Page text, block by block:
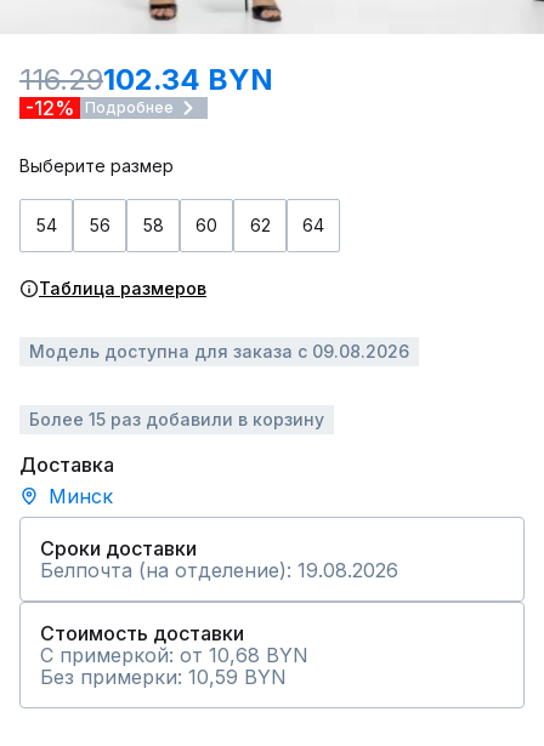
116.29102.34 BYN
-12% Подробнее
Выберите размер
54 56 58 60 62 64
Таблица размеров
Модель доступна для заказа с 09.08.2026
Более 15 раз добавили в корзину
Доставка
Минск
Сроки доставки
Белпочта (на отделение): 19.08.2026
Стоимость доставки
С примеркой: от 10,68 BYN
Без примерки: 10,59 BYN